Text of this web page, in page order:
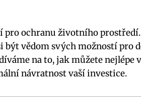
pro⁤ ochranu životního
vědom svých možností ⁣pro
‍na⁤ to, ⁢jak‌ můžete nejlépe
návratnost vaší⁢ investice.